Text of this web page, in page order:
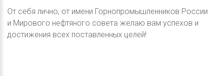
От себя лично, от имени Горнопромышленников России
и Мирового нефтяного совета желаю вам успехов и
достижения всех поставленных целей!